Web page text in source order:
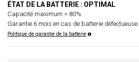
ÉTAT DE LA BATTERIE : OPTIMAL
Capacité maximum > 80%.
Garantie 6 mois en cas de batterie défectueuse.
Politique de garantie de la batterie